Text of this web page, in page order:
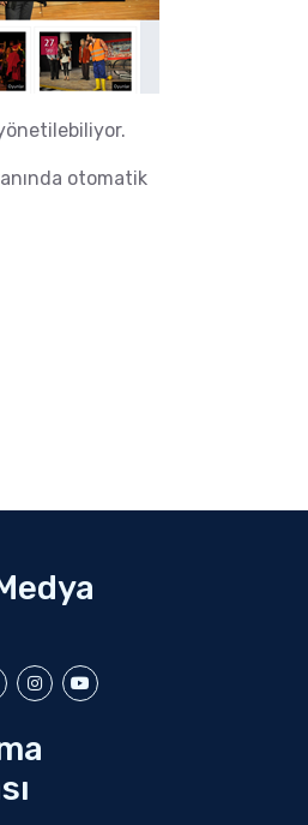
otomatik